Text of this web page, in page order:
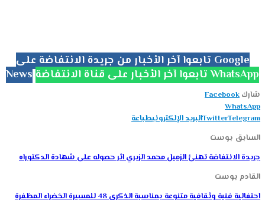
تابعوا آخر الأخبار من جريدة الانتفاضة على Google
News
تابعوا آخر الأخبار على قناة الانتفاضة WhatsApp
شارك Facebook
WhatsApp
TwitterTelegram البريد الإلكترونيطباعة
السابق بوست
جريدة الانتفاضة تهنئ الزميل محمد الزيري اثر حصوله على شهادة الدكتوراه
القادم بوست
احتفالية فنية وثقافية متنوعة بمناسبة الذكرى 48 للمسيرة الخضراء المظفرة